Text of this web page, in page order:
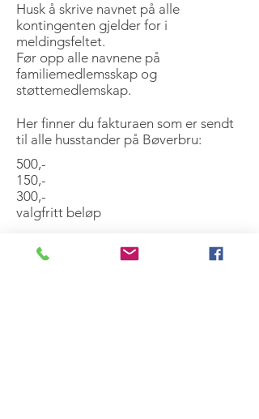
Husk å skrive navnet på alle
kontingenten gjelder for i
meldingsfeltet.
Før opp alle navnene på
familiemedlemsskap og
støttemedlemskap.
Her finner du fakturaen som er sendt
til alle husstander på Bøverbru:
​500,-
150,-
300,-
valgfritt beløp